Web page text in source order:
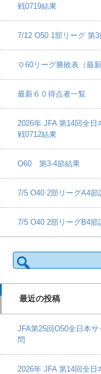
戦0719結果
7/12 O50 1部リーグ 第
０60リーグ勝敗表（最新
最新６０得点者一覧
2026年 JFA 第14回全日
戦0712結果
O60 第3-4節結果
7/5 O40 2部リーグA4節
7/5 O40 2部リーグB4節
検
索:
最近の投稿
JFA第25回O50全日本
問
2026年 JFA 第14回全